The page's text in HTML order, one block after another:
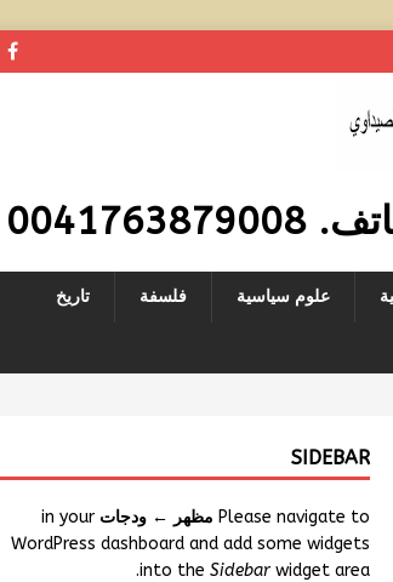
علوم سياسية فلسفة تاريخ
SIDEBAR
Please navigate to مظهر ← ودجات in your
WordPress dashboard and add some widgets
into theSidebar widget area.